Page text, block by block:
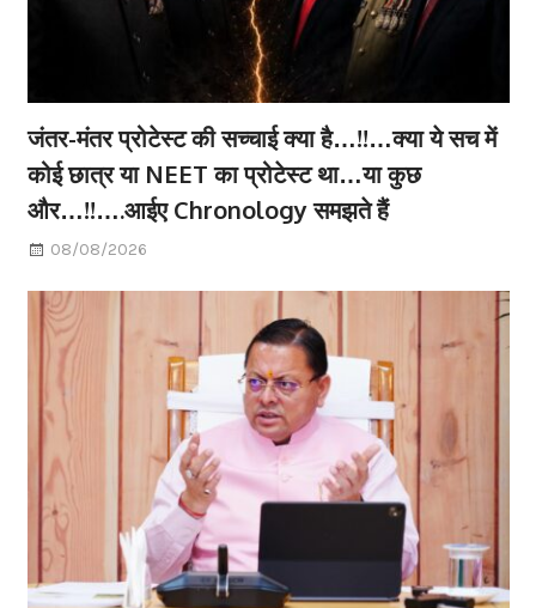
जंतर-मंतर प्रोटेस्ट की सच्चाई क्या है…!!…क्या ये सच में
कोई छात्र या NEET का प्रोटेस्ट था…या कुछ
और…!!….आईए Chronology समझते हैं
08/08/2026